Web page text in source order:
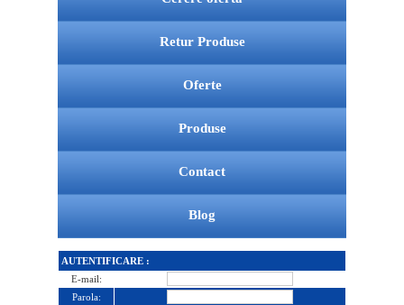
Retur Produse
Oferte
Produse
Contact
Blog
AUTENTIFICARE :
E-mail:
Parola: